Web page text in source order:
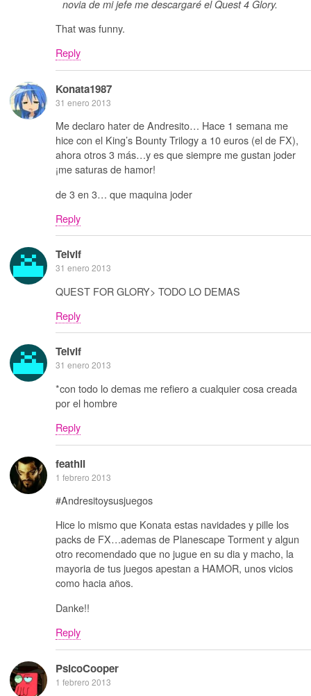
novia de mi jefe me descargaré el Quest 4 Glory.
That was funny.
Reply
Konata1987
31 enero 2013
Me declaro hater de Andresito… Hace 1 semana me
hice con el King’s Bounty Trilogy a 10 euros (el de FX),
ahora otros 3 más…y es que siempre me gustan joder
¡me saturas de hamor!
de 3 en 3… que maquina joder
Reply
Telvif
31 enero 2013
QUEST FOR GLORY> TODO LO DEMAS
Reply
Telvif
31 enero 2013
*con todo lo demas me refiero a cualquier cosa creada
por el hombre
Reply
feathil
1 febrero 2013
#Andresitoysusjuegos
Hice lo mismo que Konata estas navidades y pille los
packs de FX…ademas de Planescape Torment y algun
otro recomendado que no jugue en su dia y macho, la
mayoria de tus juegos apestan a HAMOR, unos vicios
como hacia años.
Danke!!
Reply
PsicoCooper
1 febrero 2013